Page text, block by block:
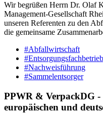
Wir begrüßen Herrn Dr. Olaf
Management-Gesellschaft
unseren Referenten zu den
die gemeinsame
#Abfallwirtschaft
#Nachweisführung
#Sammelentsorger
PPWR & VerpackDG -
europäischen und